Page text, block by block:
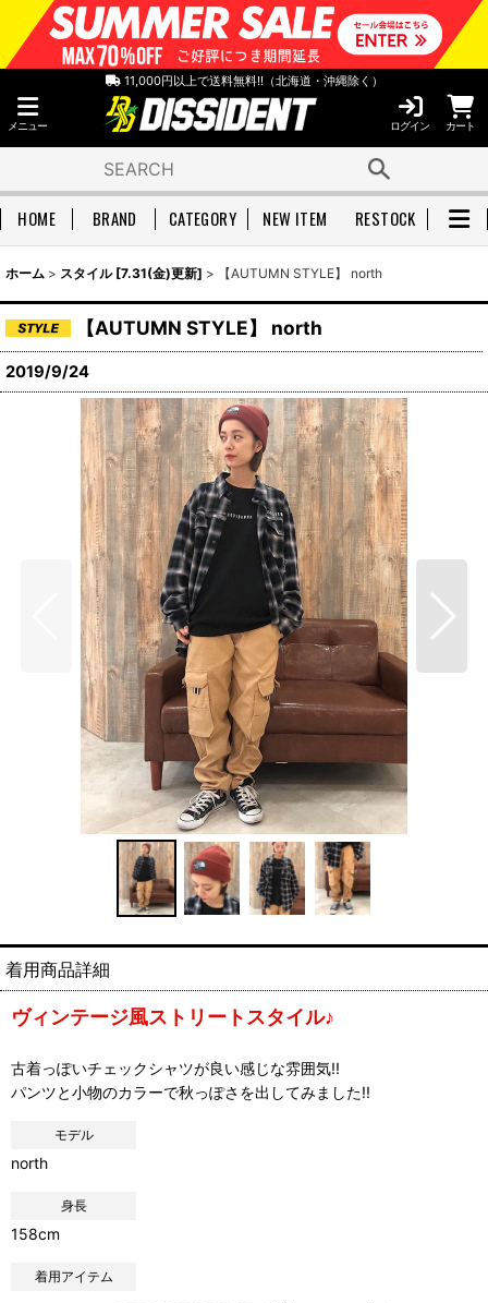
11,000円以上で送料無料!!（北海道・沖縄除く）
メニュー ログイン カート
HOME BRAND CATEGORY NEW ITEM RESTOCK
ホーム > スタイル [7.31(金)更新] > 【AUTUMN STYLE】 north
【AUTUMN STYLE】 north
2019/9/24
ヴィンテージ風ストリートスタイル♪
古着っぽいチェックシャツが良い感じな雰囲気!!
パンツと小物のカラーで秋っぽさを出してみました!!
モデル
north
身長
158cm
着用アイテム